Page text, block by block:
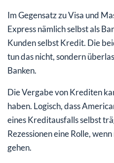
Im Gegensatz zu Visa und
Express nämlich selbst als
Kunden selbst Kredit. Die
tun das nicht, sondern
Banken.
Die Vergabe von Krediten
haben. Logisch, dass
eines Kreditausfalls selbst
Rezessionen eine Rolle,
gehen.